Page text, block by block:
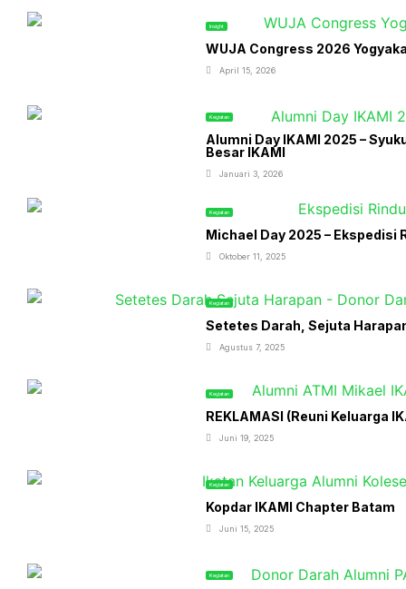
Insight
WUJA Congress 2026
April 15, 2026
Kegiatan
Alumni Day IKAMI 2025 –
Besar IKAMI
Januari 3, 2026
Kegiatan
Michael Day 2025 – Ekspedisi
Oktober 11, 2025
Kegiatan
Setetes Darah, Sejuta
Agustus 7, 2025
Kegiatan
REKLAMASI (Reuni Keluarga
Juni 19, 2025
Kegiatan
Kopdar IKAMI Chapter Batam
Juni 15, 2025
Kegiatan